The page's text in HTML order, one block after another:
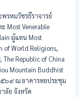
รหมวัชรธีราจารย์
Most Venerable
ผู้แทน Most
of World Religions,
The Republic of China
Mountain Buddhist
๕๖๙ ณ อาคารหอประชุม
ลัย จังหวัด